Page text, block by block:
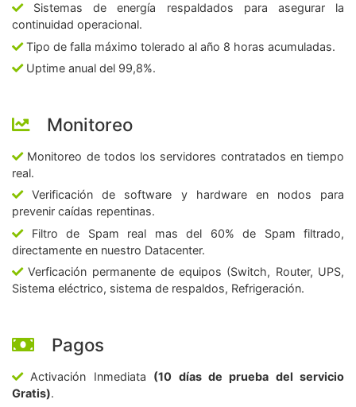
Sistemas de energía respaldados para asegurar la
continuidad operacional.
Tipo de falla máximo tolerado al año 8 horas acumuladas.
Uptime anual del 99,8%.
Monitoreo
Monitoreo de todos los servidores contratados en tiempo
real.
Verificación de software y hardware en nodos para
prevenir caídas repentinas.
Filtro de Spam real mas del 60% de Spam filtrado,
directamente en nuestro Datacenter.
Verficación permanente de equipos (Switch, Router, UPS,
Sistema eléctrico, sistema de respaldos, Refrigeración.
Pagos
Activación Inmediata (10 días de prueba del servicio
Gratis).